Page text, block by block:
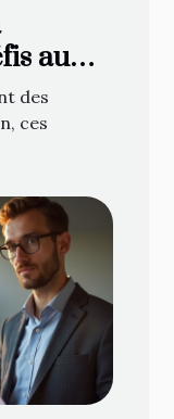
au
des
ces